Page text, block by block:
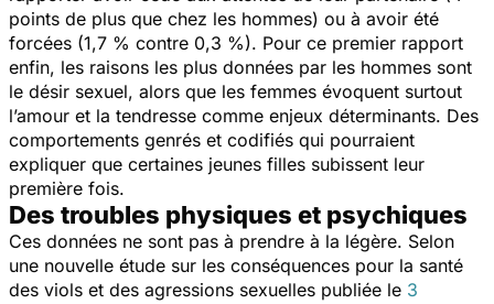
points de plus que chez les hommes) ou à avoir été
forcées (1,7 % contre 0,3 %). Pour ce premier rapport
enfin, les raisons les plus données par les hommes sont
le désir sexuel, alors que les femmes évoquent surtout
l’amour et la tendresse comme enjeux déterminants. Des
comportements genrés et codifiés qui pourraient
expliquer que certaines jeunes filles subissent leur
première fois.
Des troubles physiques et psychiques
Ces données ne sont pas à prendre à la légère. Selon
une nouvelle étude sur les conséquences pour la santé
des viols et des agressions sexuelles publiée le 3